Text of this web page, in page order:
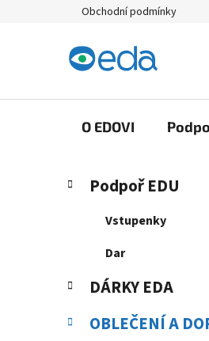
Obchodní podmínky
O EDOVI
P
a
n
Přeskočit
kategorie
K
a
r
e
Podpoř EDU
Vstupenky
Dar
DÁRKY EDA
OBLEČENÍ A